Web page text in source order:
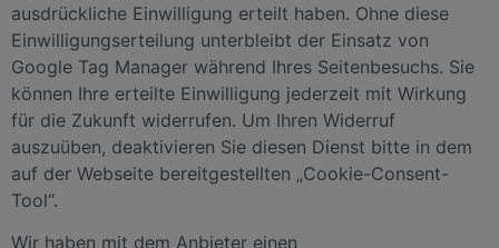
ausdrückliche Einwilligung erteilt haben. Ohne diese
Einwilligungserteilung unterbleibt der Einsatz von
Google Tag Manager während Ihres Seitenbesuchs. Sie
können Ihre erteilte Einwilligung jederzeit mit Wirkung
für die Zukunft widerrufen. Um Ihren Widerruf
auszuüben, deaktivieren Sie diesen Dienst bitte in dem
auf der Webseite bereitgestellten „Cookie-Consent-
Tool“.
Wir haben mit dem Anbieter einen